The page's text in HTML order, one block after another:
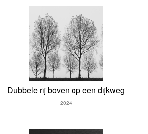
Dubbele rij boven op een dijkweg
2024